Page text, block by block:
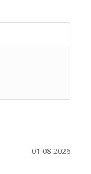
01-08-2026